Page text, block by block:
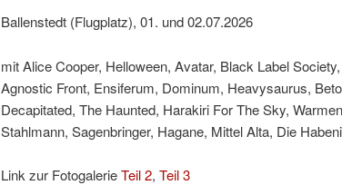
Ballenstedt (Flugplatz), 01. und 02.07.2026
mit Alice Cooper, Helloween, Avatar, Black Label
Agnostic Front, Ensiferum, Dominum, Heavysaurus,
Decapitated, The Haunted, Harakiri For The Sky,
Stahlmann, Sagenbringer, Hagane, Mittel Alta, Die
Link zur FotogalerieTeil 2, Teil 3